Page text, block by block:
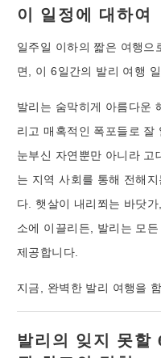
이 일정에 대하여
일주일 이하의 짧은 여행으
면, 이 6일간의 발리 여행
발리는 숨막히게 아름다운
리고 매혹적인 폭포들로 잘
눈부신 자연뿐만 아니라 고
는 지역 사회를 통해 전해
다. 햇살이 내리쬐는 바닷
소에 이끌리든, 발리는 모
제공합니다.
지금, 완벽한 발리 여행을
발리의 잊지 못할